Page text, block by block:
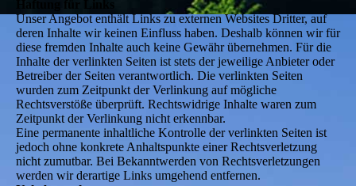
Unser Angebot enthält Links zu externen Websites Dritter, auf
deren Inhalte wir keinen Einfluss haben. Deshalb können wir für
diese fremden Inhalte auch keine Gewähr übernehmen. Für die
Inhalte der verlinkten Seiten ist stets der jeweilige Anbieter oder
Betreiber der Seiten verantwortlich. Die verlinkten Seiten
wurden zum Zeitpunkt der Verlinkung auf mögliche
Rechtsverstöße überprüft. Rechtswidrige Inhalte waren zum
Zeitpunkt der Verlinkung nicht erkennbar.
Eine permanente inhaltliche Kontrolle der verlinkten Seiten ist
jedoch ohne konkrete Anhaltspunkte einer Rechtsverletzung
nicht zumutbar. Bei Bekanntwerden von Rechtsverletzungen
werden wir derartige Links umgehend entfernen.